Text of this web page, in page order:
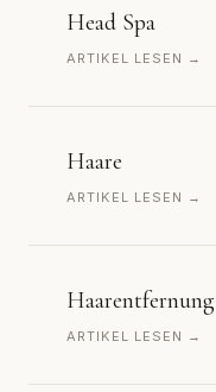
Head Spa
ARTIKEL LESEN →
Haare
ARTIKEL LESEN →
Haarentfernung
ARTIKEL LESEN →